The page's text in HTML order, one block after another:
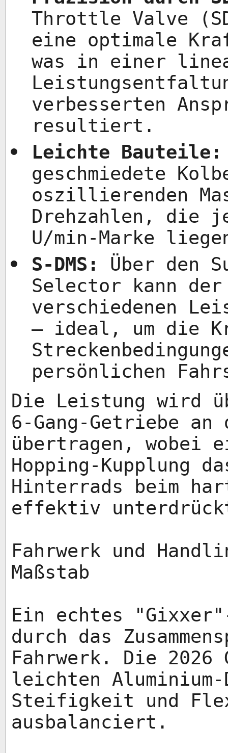
Throttle Valve
eine optimale
was in einer
verbesserten
resultiert.
Leichte Bauteile:
geschmiedete
oszillierenden
Drehzahlen, die
U/min-Marke
S-DMS:
Über den
Selector kann
verschiedenen
– ideal, um die
persönlichen
Die Leistung wird
6-Gang-Getriebe
übertragen, wobei
Hopping-Kupplung
Hinterrads beim
effektiv
Fahrwerk und
Maßstab
Ein echtes
durch das
Fahrwerk. Die 2026
leichten Aluminium-
Steifigkeit und
ausbalanciert.